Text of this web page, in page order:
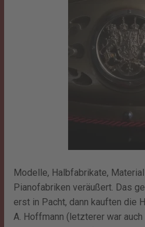
Modelle, Halbfabrikate,
Pianofabriken veräußert. Das
erst in Pacht, dann kauften die
A. Hoffmann (letzterer war